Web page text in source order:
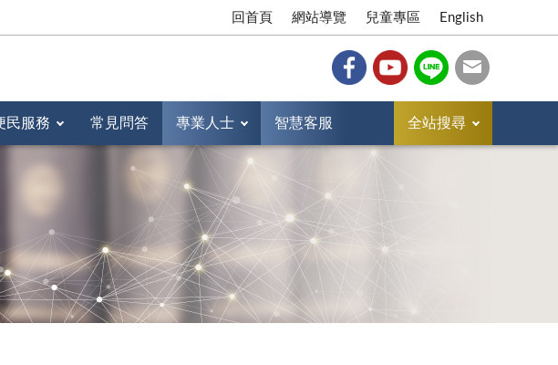
回首頁 網站導覽 兒童專區 English
民服務 常見問答 專業人士 智慧客服 全站搜尋